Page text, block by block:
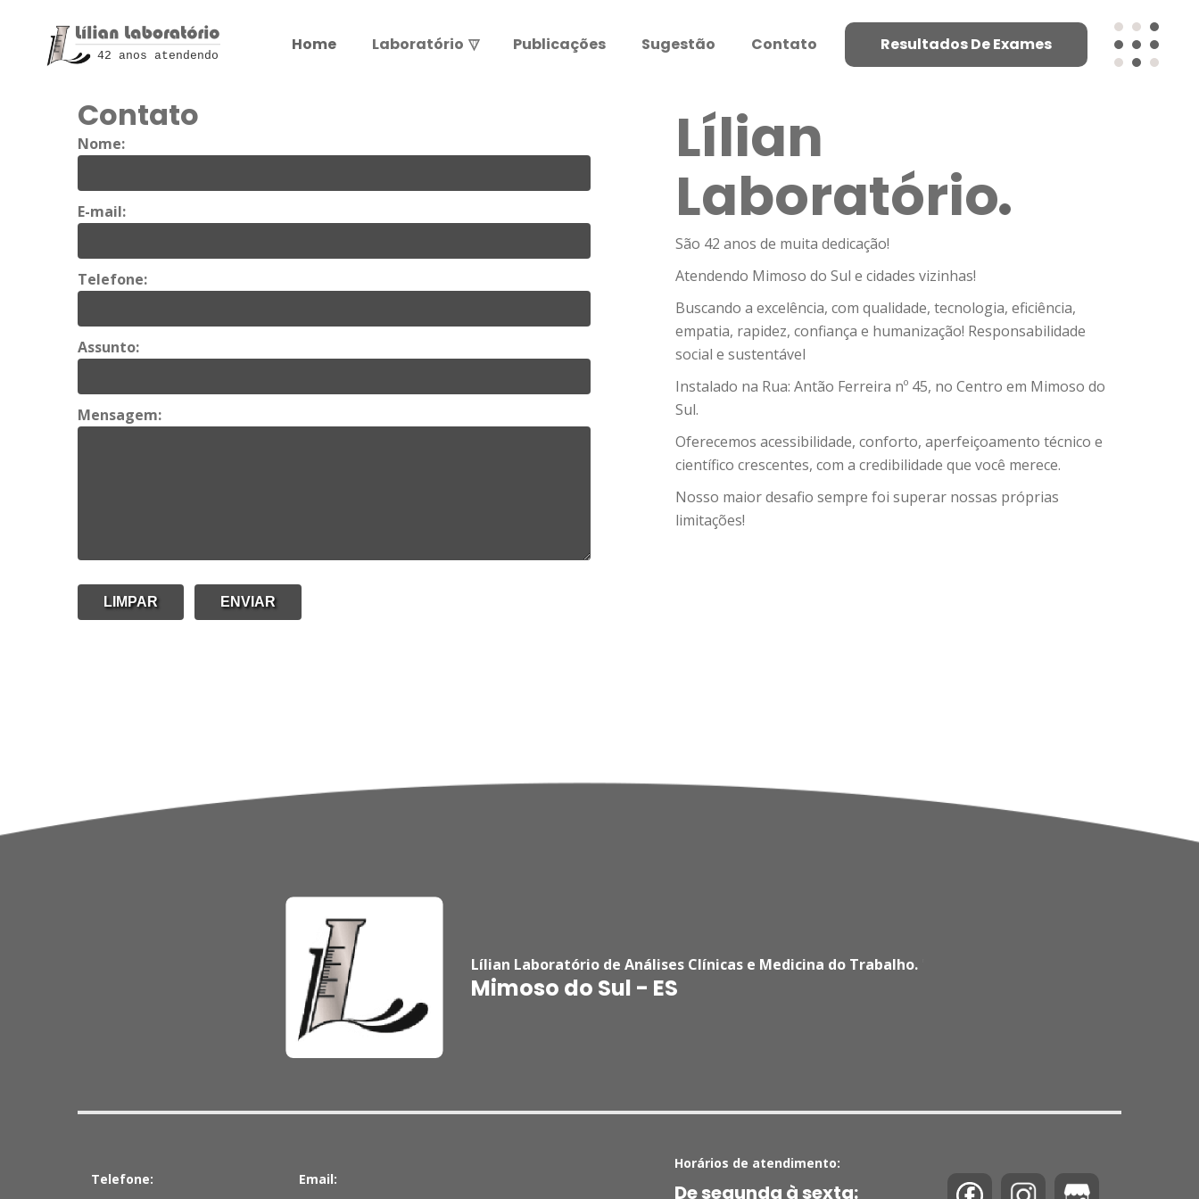
42 anos atendendo
Home Laboratório ▽ Publicações Sugestão Contato Resultados De Exames
Contato
Nome:
E-mail:
Telefone:
Assunto:
Mensagem:
Lílian
Laboratório
São 42 anos de muita dedicação!
Atendendo Mimoso do Sul e cidades vizinhas!
Buscando a excelência, com qualidade, tecnologia, eficiência,
empatia, rapidez, confiança e humanização! Responsabilidade
social e sustentável
Instalado na Rua: Antão Ferreira nº 45, no Centro em Mimoso do
Sul.
Oferecemos acessibilidade, conforto, aperfeiçoamento técnico e
científico crescentes, com a credibilidade que você merece.
Nosso maior desafio sempre foi superar nossas próprias
limitações!
Lílian Laboratório de Análises Clínicas e Medicina do Trabalho.
Mimoso do Sul - ES
Telefone: Email:
Horários de atendimento:
De segunda à sexta: